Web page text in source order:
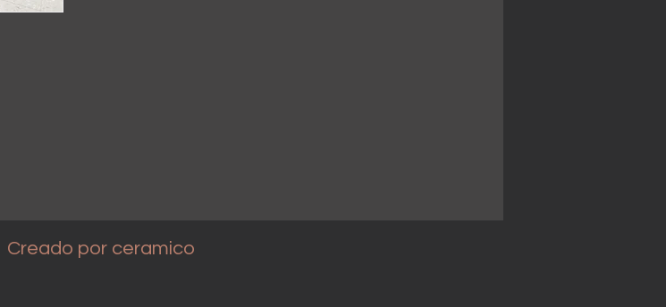
Creado por ceramico